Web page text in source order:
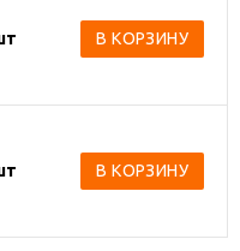
В КОРЗИНУ
В КОРЗИНУ